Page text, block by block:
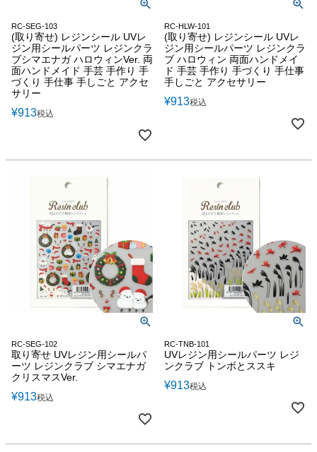
RC-SEG-103
(取り寄せ) レジンシール UVレ
ジン用シールパーツ レジンクラ
ブシマエナガ ハロウィンVer. 両
面ハンドメイド 手芸 手作り 手
づくり 手仕事 手しごと アクセ
サリー
¥913税込
RC-HLW-101
(取り寄せ) レジンシール UVレ
ジン用シールパーツ レジンクラ
ブ ハロウィン 両面ハンドメイ
ド 手芸 手作り 手づくり 手仕事
手しごと アクセサリー
¥913税込
RC-SEG-102
取り寄せ UVレジン用シールパ
ーツ レジンクラブ シマエナガ
クリスマスVer.
¥913税込
RC-TNB-101
UVレジン用シールパーツ レジ
ンクラブ トンボとススキ
¥913税込